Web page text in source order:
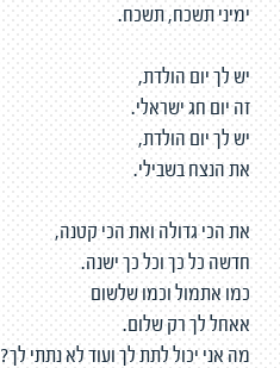
ימיני תשכח, תשכח.
יש לך יום הולדת,
זה יום חג ישראלי.
יש לך יום הולדת,
את הנצח בשבילי.
את הכי גדולה ואת הכי קטנה,
חדשה כל כך וכל כך ישנה.
כמו אתמול וכמו שלשום
אאחל לך רק שלום.
מה אני יכול לתת לך ועוד לא נתתי לך?